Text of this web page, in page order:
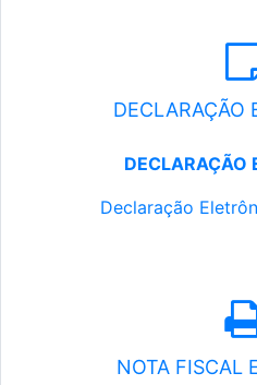
DECLARAÇÃO
DECLARAÇÃO
Declaração
NOTA FISCAL